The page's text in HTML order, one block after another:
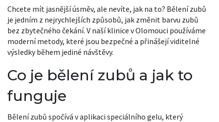
Chcete mít jasnější úsměv, ale nevíte, jak na to? Bělení zubů
je jedním z nejrychlejších způsobů, jak změnit barvu zubů
bez zbytečného čekání. V naší klinice v Olomouci používáme
moderní metody, které jsou bezpečné a přinášejí viditelné
výsledky během jediné návštěvy.
Co je bělení zubů a jak to
funguje
Bělení zubů spočívá v aplikaci speciálního gelu, který